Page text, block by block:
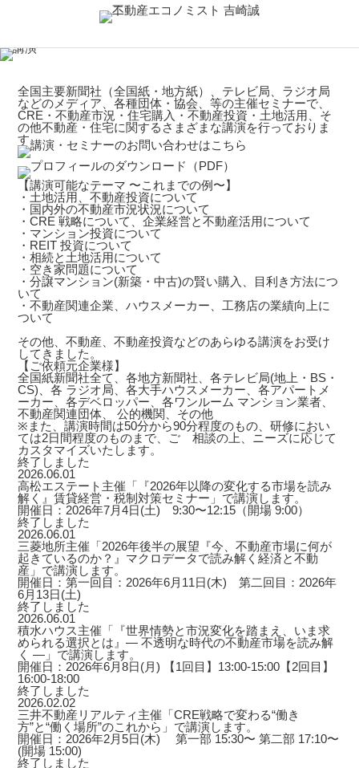
全国主要新聞社（全国紙・地方紙）、テレビ局、ラジオ局
などのメディア、各種団体・協会、等の主催セミナーで、
CRE・不動産市況・住宅購入・不動産投資・土地活用、そ
の他不動産・住宅に関するさまざまな講演を行っておりま
す。
【講演可能なテーマ 〜これまでの例〜】
・土地活用、不動産投資について
・国内外の不動産市況状況について
・CRE 戦略について、企業経営と不動産活用について
・マンション投資について
・REIT 投資について
・相続と土地活用について
・空き家問題について
・分譲マンション(新築・中古)の賢い購入、目利き方法につ
いて
・不動産関連企業、ハウスメーカー、工務店の業績向上に
ついて
その他、不動産、不動産投資などのあらゆる講演をお受け
してきました。
【ご依頼元企業様】
全国紙新聞社全て、各地方新聞社、各テレビ局(地上・BS・
CS)、各 ラジオ局、各大手ハウスメーカー、各アパートメ
ーカー、各デベロッパー、各ワンルーム マンション業者、
不動産関連団体、 公的機関、その他
※また、講演時間は50分から90分程度のもの、研修におい
ては2日間程度のものまで、ご゙相談の上、ニーズに応じて
カスタマイズいたします。
終了しました
2026.06.01
高松エステート主催「『2026年以降の変化する市場を読み
解く』賃貸経営・税制対策セミナー」で講演します。
開催日：2026年7月4日(土) 9:30〜12:15（開場 9:00）
終了しました
2026.06.01
三菱地所主催「2026年後半の展望『今、不動産市場に何が
起きているのか？』マクロデータで読み解く経済と不動
産」で講演します。
開催日：第一回目：2026年6月11日(木) 第二回目：2026年
6月13日(土)
終了しました
2026.06.01
積水ハウス主催「『世界情勢と市況変化を踏まえ、いま求
められる選択とは』― 不透明な時代の不動産市場を読み解
く ―」で講演します。
開催日：2026年6月8日(月) 【1回目】13:00-15:00【2回目】
16:00-18:00
終了しました
2026.02.02
三井不動産リアルティ主催「CRE戦略で変わる“働き
方”と“働く場所”のこれから」で講演します。
開催日：2026年2月5日(木) 第一部 15:30〜 第二部 17:10〜
(開場 15:00)
終了しました